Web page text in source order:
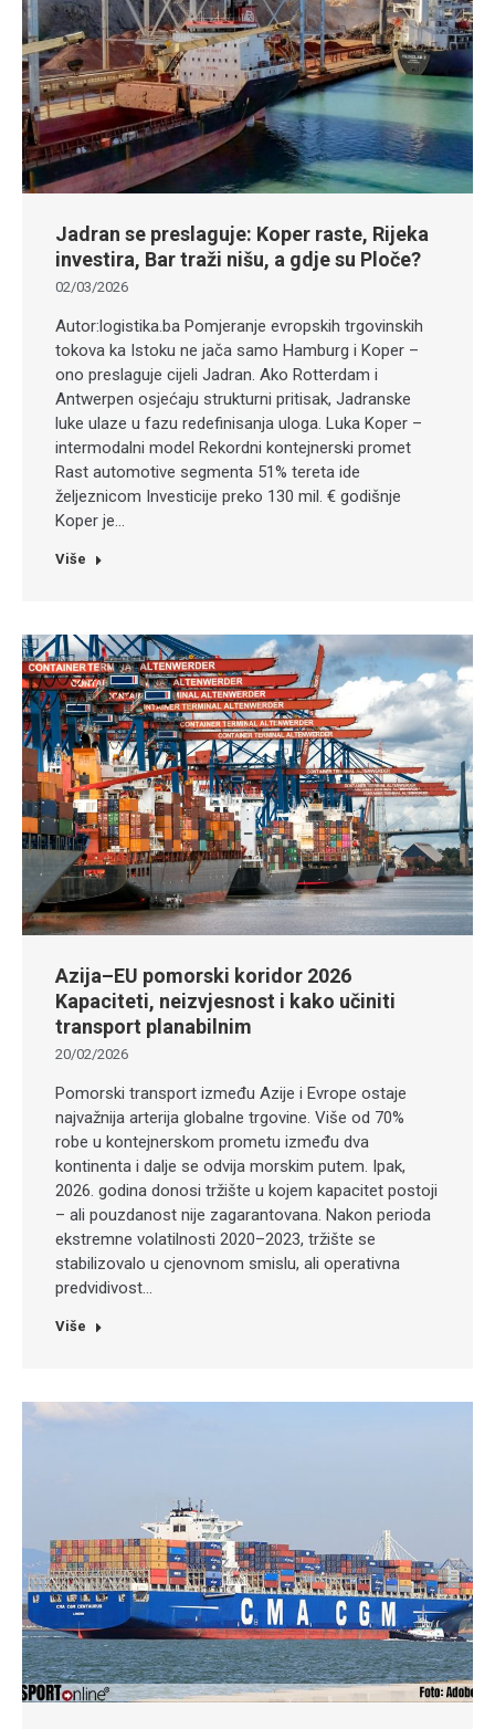
Jadran se preslaguje: Koper raste, Rijeka
investira, Bar traži nišu, a gdje su Ploče?
02/03/2026
Autor:logistika.ba Pomjeranje evropskih trgovinskih
tokova ka Istoku ne jača samo Hamburg i Koper –
ono preslaguje cijeli Jadran. Ako Rotterdam i
Antwerpen osjećaju strukturni pritisak, Jadranske
luke ulaze u fazu redefinisanja uloga. Luka Koper –
intermodalni model Rekordni kontejnerski promet
Rast automotive segmenta 51% tereta ide
željeznicom Investicije preko 130 mil. € godišnje
Koper je…
Više
Azija–EU pomorski koridor 2026
Kapaciteti, neizvjesnost i kako učiniti
transport planabilnim
20/02/2026
Pomorski transport između Azije i Evrope ostaje
najvažnija arterija globalne trgovine. Više od 70%
robe u kontejnerskom prometu između dva
kontinenta i dalje se odvija morskim putem. Ipak,
2026. godina donosi tržište u kojem kapacitet postoji
– ali pouzdanost nije zagarantovana. Nakon perioda
ekstremne volatilnosti 2020–2023, tržište se
stabilizovalo u cjenovnom smislu, ali operativna
predvidivost…
Više